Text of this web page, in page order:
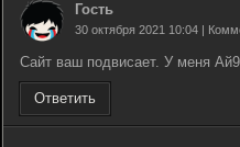
Гость
30 октября 2021 10:04 |
Сайт ваш подвисает. У меня
Ответить